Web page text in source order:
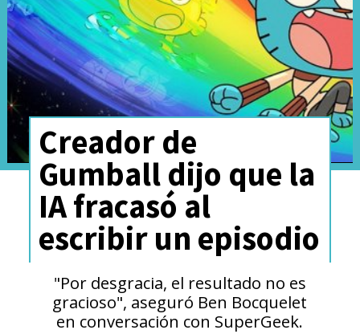
Creador de
Gumball dijo que la
IA fracasó al
escribir un episodio
"Por desgracia, el resultado no es
gracioso", aseguró Ben Bocquelet
en conversación con SuperGeek.